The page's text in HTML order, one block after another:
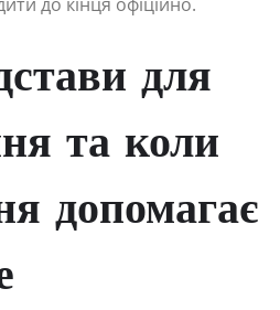
до кінця офіційно.
для
та коли
допомагає